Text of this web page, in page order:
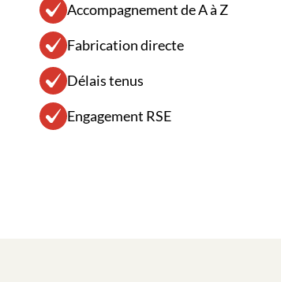
Accompagnement de A à Z
Fabrication directe
Délais tenus
Engagement RSE